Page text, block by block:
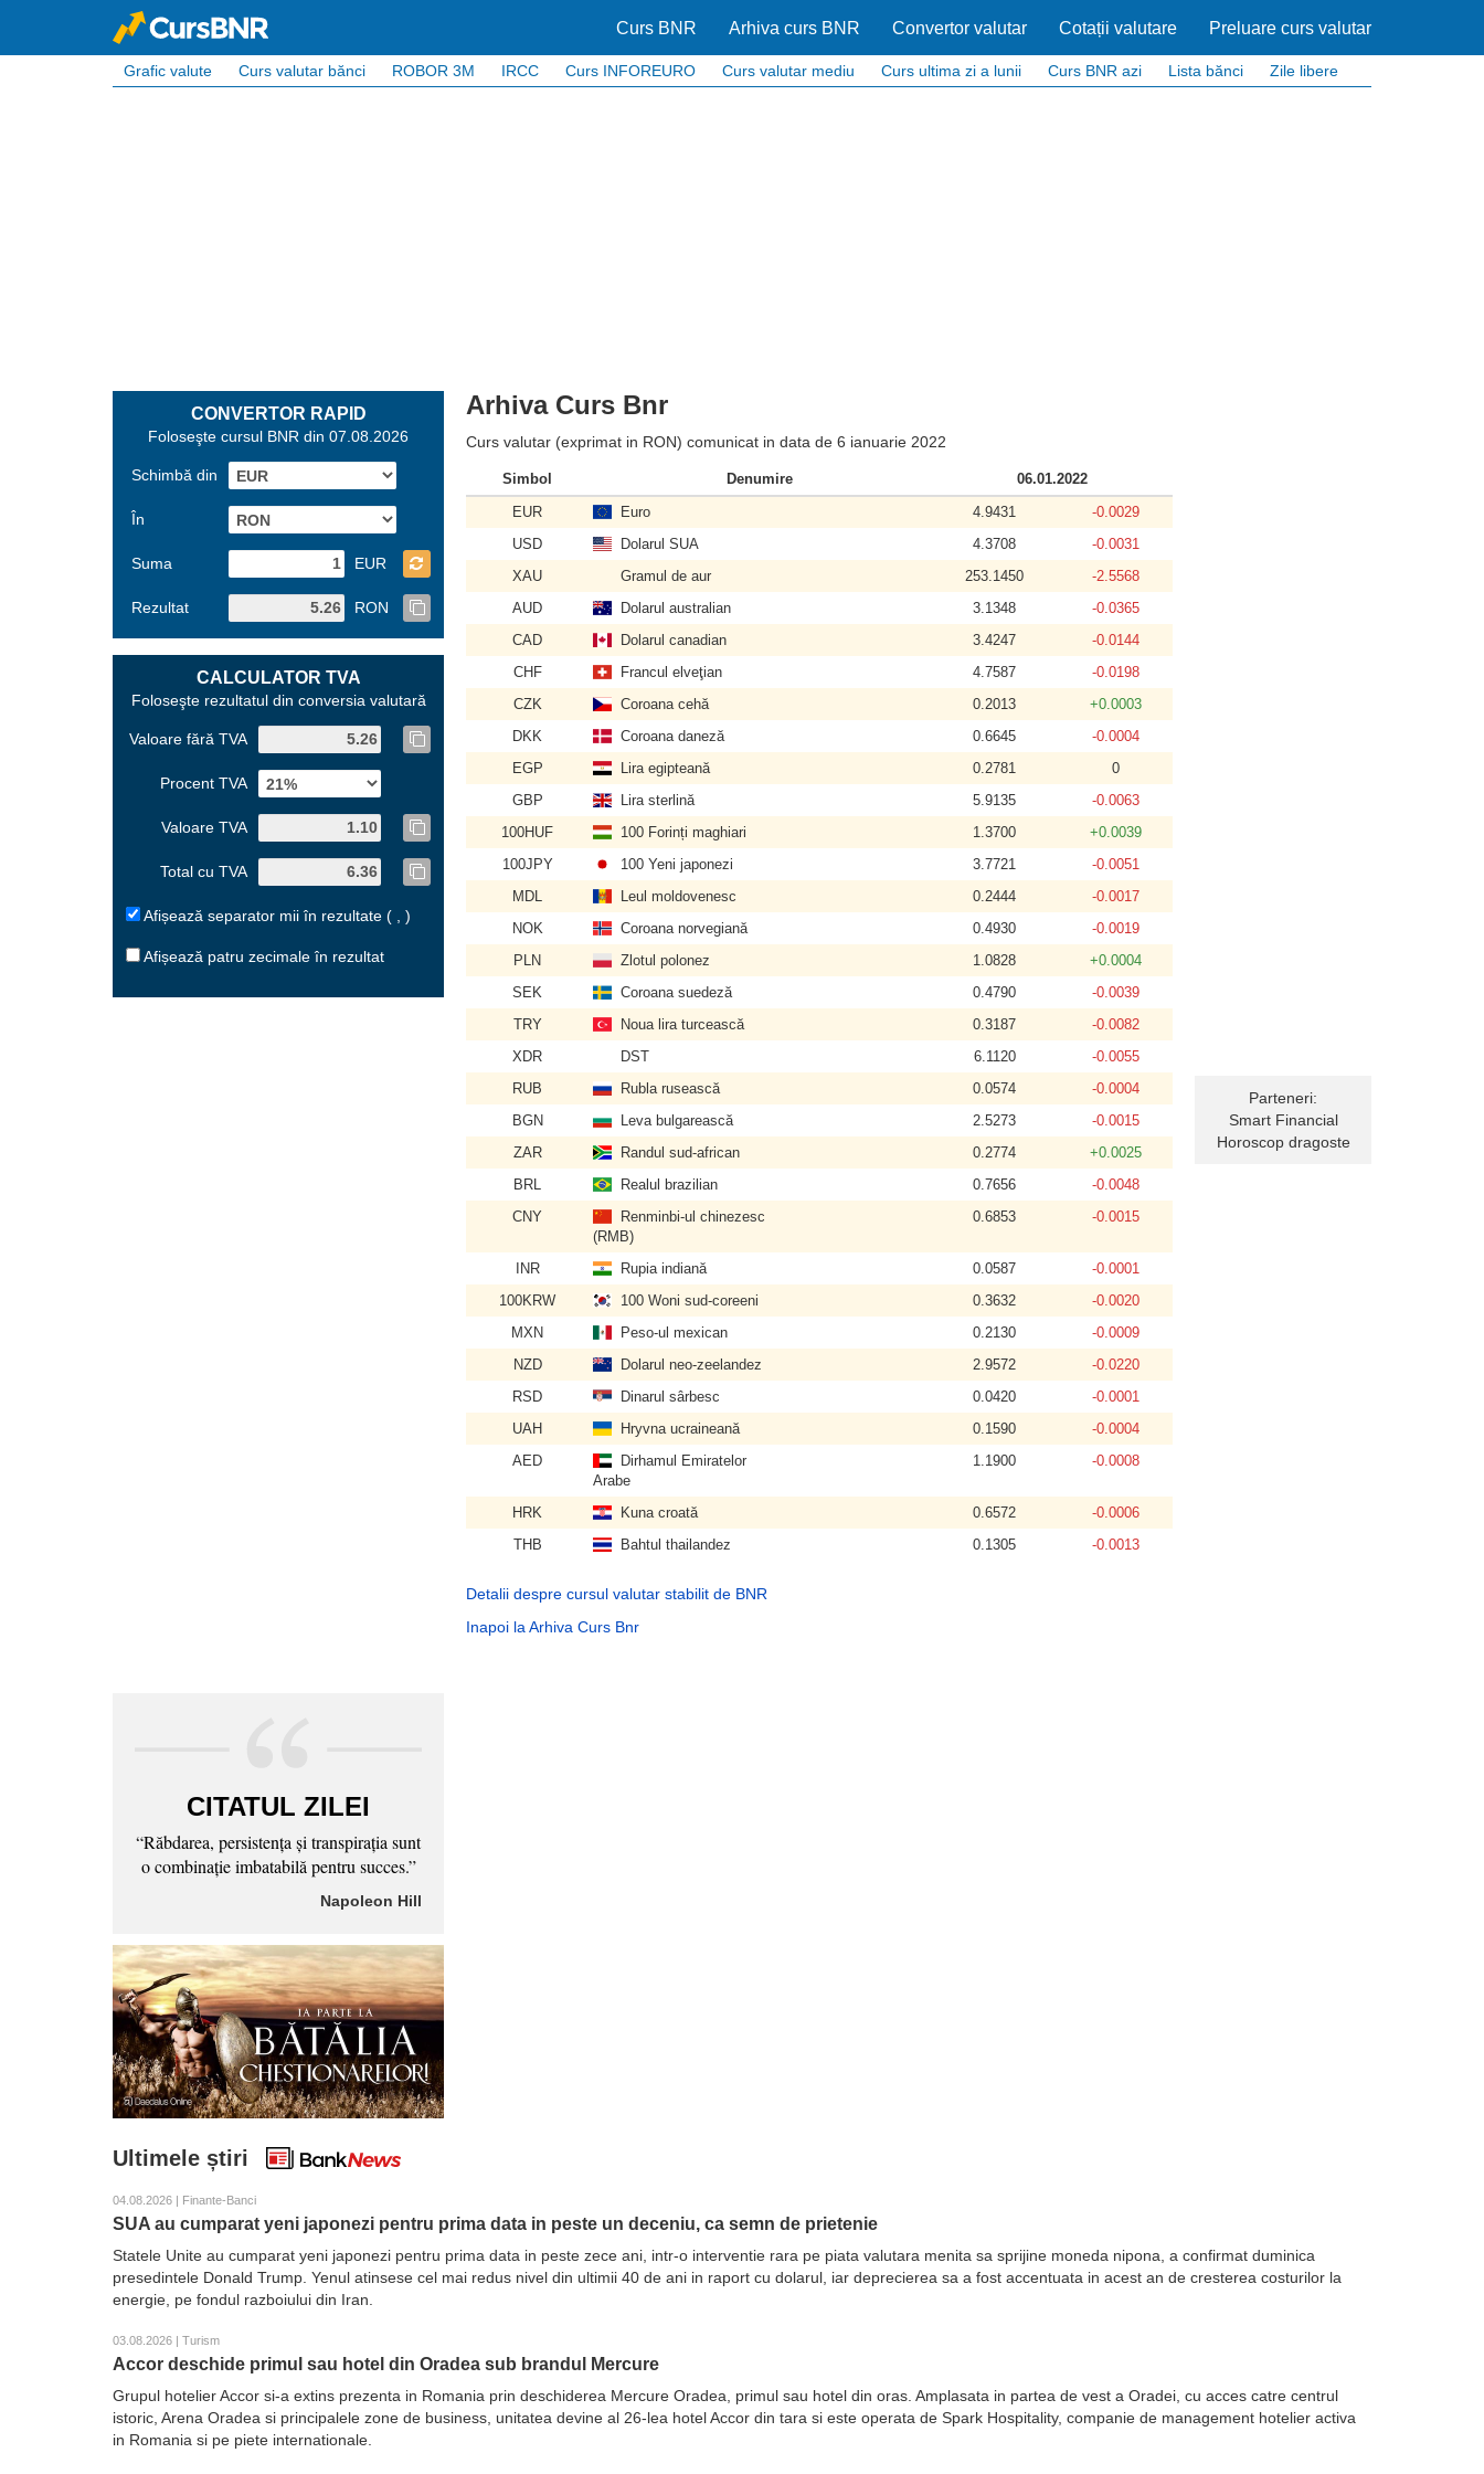
Curs BNR Arhiva curs BNR Convertor valutar Cotații valutare Preluare curs valutar
Grafic valute Curs valutar bănci ROBOR 3M IRCC Curs INFOREURO Curs valutar mediu Curs ultima zi a lunii Curs BNR azi Lista bănci Zile libere
CONVERTOR RAPID
Foloseşte cursul BNR din 07.08.2026
Schimbă din
În
Suma EUR
Rezultat RON
CALCULATOR TVA
Foloseşte rezultatul din conversia valutară
Valoare fără TVA
Procent TVA
Valoare TVA
Total cu TVA
Afișează separator mii în rezultate ( , )
Afișează patru zecimale în rezultat
CITATUL ZILEI
“Răbdarea, persistenţa şi transpiraţia sunt
o combinaţie imbatabilă pentru succes.”
Napoleon Hill
Arhiva Curs Bnr
Curs valutar (exprimat in RON) comunicat in data de 6 ianuarie 2022
Simbol Denumire
06.01.2022
EUR
Euro 4.9431
-0.0029
USD
Dolarul SUA 4.3708
-0.0031
XAU
Gramul de aur 253.1450
-2.5568
AUD
Dolarul australian 3.1348
-0.0365
CAD
Dolarul canadian 3.4247
-0.0144
CHF
Francul elveţian 4.7587
-0.0198
CZK
Coroana cehă 0.2013
+0.0003
DKK
Coroana daneză 0.6645
-0.0004
EGP
Lira egipteană 0.2781
0
GBP
Lira sterlină 5.9135
-0.0063
100HUF
100 Forinți maghiari 1.3700
+0.0039
100JPY
100 Yeni japonezi 3.7721
-0.0051
MDL
Leul moldovenesc 0.2444
-0.0017
NOK
Coroana norvegiană 0.4930
-0.0019
PLN
Zlotul polonez 1.0828
+0.0004
SEK
Coroana suedeză 0.4790
-0.0039
TRY
Noua lira turcească 0.3187
-0.0082
XDR
DST 6.1120
-0.0055
RUB
Rubla rusească 0.0574
-0.0004
BGN
Leva bulgarească 2.5273
-0.0015
ZAR
Randul sud-african 0.2774
+0.0025
BRL
Realul brazilian 0.7656
-0.0048
CNY
Renminbi-ul chinezesc
(RMB)
0.6853 -0.0015
INR Rupia indiană 0.0587
-0.0001
100KRW
100 Woni sud-coreeni 0.3632
-0.0020
MXN
Peso-ul mexican 0.2130
-0.0009
NZD
Dolarul neo-zeelandez 2.9572
-0.0220
RSD
Dinarul sârbesc 0.0420
-0.0001
UAH
Hryvna ucraineană 0.1590
-0.0004
AED
Dirhamul Emiratelor
Arabe
1.1900 -0.0008
HRK Kuna croată 0.6572
-0.0006
THB
Bahtul thailandez 0.1305 -0.0013
Detalii despre cursul valutar stabilit de BNR
Inapoi la Arhiva Curs Bnr
Parteneri:
Smart Financial
Horoscop dragoste
Ultimele știri
04.08.2026 | Finante-Banci
SUA au cumparat yeni japonezi pentru prima data in peste un deceniu, ca semn de prietenie
Statele Unite au cumparat yeni japonezi pentru prima data in peste zece ani, intr-o interventie rara pe piata valutara menita sa sprijine moneda nipona, a confirmat duminica
presedintele Donald Trump. Yenul atinsese cel mai redus nivel din ultimii 40 de ani in raport cu dolarul, iar deprecierea sa a fost accentuata in acest an de cresterea costurilor la
energie, pe fondul razboiului din Iran.
03.08.2026 | Turism
Accor deschide primul sau hotel din Oradea sub brandul Mercure
Grupul hotelier Accor si-a extins prezenta in Romania prin deschiderea Mercure Oradea, primul sau hotel din oras. Amplasata in partea de vest a Oradei, cu acces catre centrul
istoric, Arena Oradea si principalele zone de business, unitatea devine al 26-lea hotel Accor din tara si este operata de Spark Hospitality, companie de management hotelier activa
in Romania si pe piete internationale.